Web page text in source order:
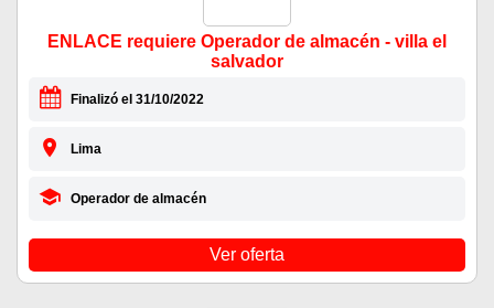
ENLACE requiere Operador de almacén - villa el
salvador
Finalizó el 31/10/2022
Lima
Operador de almacén
Ver oferta